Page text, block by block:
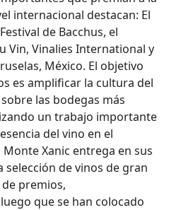
internacional destacan: El
de Bacchus, el
Vin, Vinalies International y
México. El objetivo
es amplificar la cultura del
las bodegas más
un trabajo importante
del vino en el
Xanic entrega en sus
selección de vinos de gran
premios,
que se han colocado